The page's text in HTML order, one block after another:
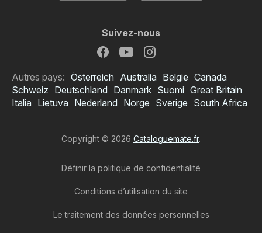
Suivez-nous
Autres pays: Österreich Australia België Canada
Schweiz Deutschland Danmark Suomi Great Britain
Italia Lietuva Nederland Norge Sverige South Africa
Copyright © 2026 Cataloguemate.fr.
Définir la politique de confidentialité
Conditions d’utilisation du site
Le traitement des données personnelles